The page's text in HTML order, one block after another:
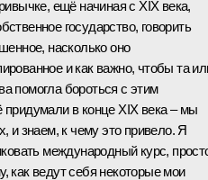
ещё начиная с XIX века,
государство, говорить
насколько оно
и как важно, чтобы та
помогла бороться с этим
придумали в конце XIX века – мы
и знаем, к чему это привело. Я
международный курс,
как ведут себя некоторые мои